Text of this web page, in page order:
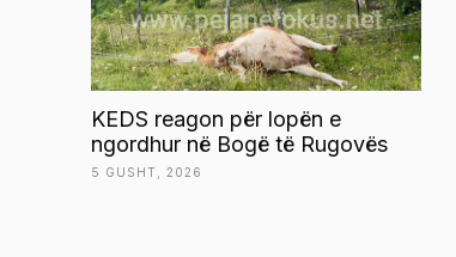
KEDS reagon për lopën e
ngordhur në Bogë të Rugovës
5 GUSHT, 2026